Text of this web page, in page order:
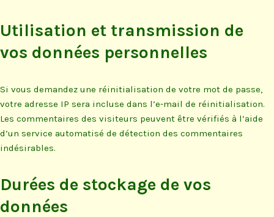
Utilisation et transmission de
vos données personnelles
Si vous demandez une réinitialisation de votre mot de passe,
votre adresse IP sera incluse dans l’e-mail de réinitialisation.
Les commentaires des visiteurs peuvent être vérifiés à l’aide
d’un service automatisé de détection des commentaires
indésirables.
Durées de stockage de vos
données